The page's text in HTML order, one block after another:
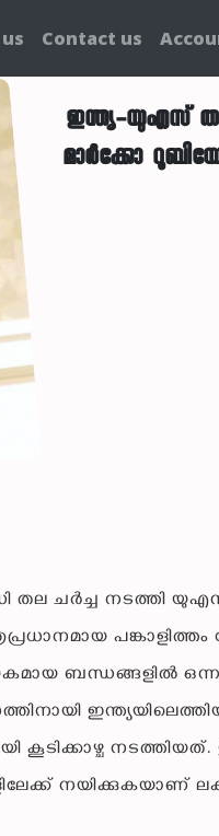
Contact us
ഇന്ത്യ-യുഎസ്
മാർക്കോ
തല ചർച്ച നടത്തി യുഎസ്
ബന്ധങ്ങളിൽ
നടത്തിയത്.
നയിക്കുകയാണ്